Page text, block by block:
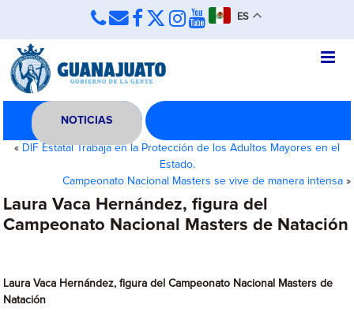
ES
NOTICIAS
« DIF Estatal Trabaja en la Protección de los Adultos Mayores en el
Estado.
Campeonato Nacional Masters se vive de manera intensa»
Laura Vaca Hernández, figura del
Campeonato Nacional Masters de Natación
Laura Vaca Hernández, figura del Campeonato Nacional Masters de
Natación